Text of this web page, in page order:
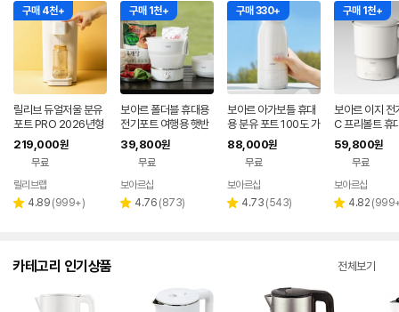
구매 4천+
릴리브 듀얼저울 분유
포트 PRO 2026년형
219,000원
무료
릴리브랩
별 4.89 리
(999+)
구매 1천+
보아르 폴더블 휴대용
전기포트 여행용 햇반
접이식 커피 프리볼트
캠핑
39,800원
무료
페이
보아르샵
별 4.76 리
(873)
구매 330+
보아르 아가보틀 휴대
용 분유 포트 100도 가
열 무선 보온 SUS316
스텐 여행용
88,000원
무료
페이
보아르샵
별 4.73 리
(543)
구매 1천+
보아르 이지 전
C 프리볼트 휴
유포트 접이식
커피 햇반
59,800원
무료
페이
보아르샵
별 4.82 리
(
카테고리 인기상품 전체보기